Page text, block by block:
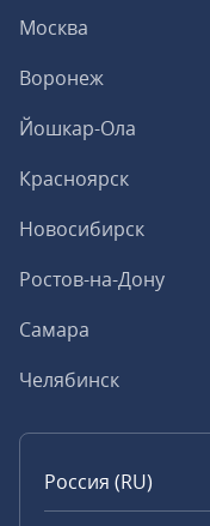
Москва
Воронеж
Йошкар-Ола
Красноярск
Новосибирск
Ростов-на-Дону
Самара
Челябинск
Россия (RU)